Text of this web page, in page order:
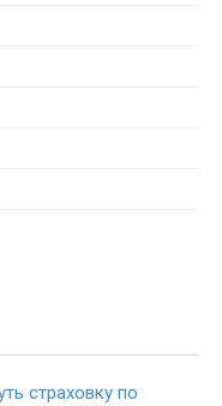
страховку по